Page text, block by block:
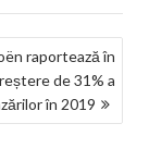
raportează în
de 31% a
în 2019